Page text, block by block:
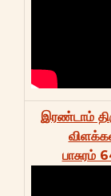
இரண்டாம்
பாசுரம்